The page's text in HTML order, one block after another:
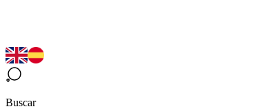
Buscar